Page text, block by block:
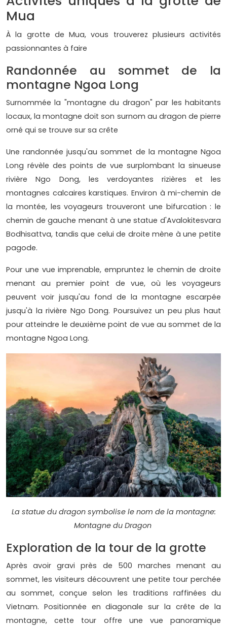
Mua
À la grotte de Mua, vous trouverez plusieurs activités
passionnantes à faire
Randonnée au sommet de la
montagne Ngoa Long
Surnommée la "montagne du dragon" par les habitants
locaux, la montagne doit son surnom au dragon de pierre
orné qui se trouve sur sa crête
Une randonnée jusqu'au sommet de la montagne Ngoa
Long révèle des points de vue surplombant la sinueuse
rivière Ngo Dong, les verdoyantes rizières et les
montagnes calcaires karstiques. Environ à mi-chemin de
la montée, les voyageurs trouveront une bifurcation : le
chemin de gauche menant à une statue d'Avalokitesvara
Bodhisattva, tandis que celui de droite mène à une petite
pagode.
Pour une vue imprenable, empruntez le chemin de droite
menant au premier point de vue, où les voyageurs
peuvent voir jusqu'au fond de la montagne escarpée
jusqu'à la rivière Ngo Dong. Poursuivez un peu plus haut
pour atteindre le deuxième point de vue au sommet de la
montagne Ngoa Long.
La statue du dragon symbolise le nom de la montagne:
Montagne du Dragon
Exploration de la tour de la grotte
Après avoir gravi près de 500 marches menant au
sommet, les visiteurs découvrent une petite tour perchée
au sommet, conçue selon les traditions raffinées du
Vietnam. Positionnée en diagonale sur la crête de la
montagne, cette tour offre une vue panoramique